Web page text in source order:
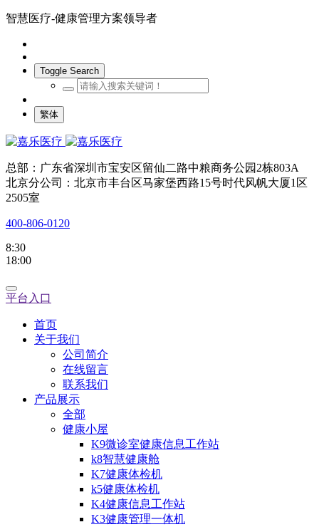
智慧医疗-健康管理方案领导者
Toggle Search
繁体
总部：广东省深圳市宝安区留仙二路中粮商务公园2栋803A
北京分公司：北京市丰台区马家堡西路15号时代风帆大厦1区
2505室
400-806-0120
8:30
18:00
平台入口
首页
关于我们
公司简介
在线留言
联系我们
产品展示
全部
健康小屋
K9微诊室健康信息工作站
k8智慧健康舱
K7健康体检机
k5健康体检机
K4健康信息工作站
K3健康管理一体机